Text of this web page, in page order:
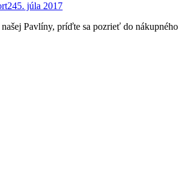
5. júla 2017
Pavlíny, príďte sa pozrieť do nákupného